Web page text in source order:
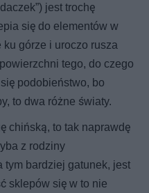
jest trochę
się do elementów w
górze i uroczo rusza
tego, do czego
podobieństwo, bo
to dwa różne światy.
chińską, to tak naprawdę
z rodziny
tym bardziej gatunek, jest
sklepów się w to nie